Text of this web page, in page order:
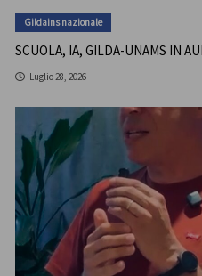
Gildains nazionale
SCUOLA, IA, GILDA-UNAMS IN
Luglio 28, 2026